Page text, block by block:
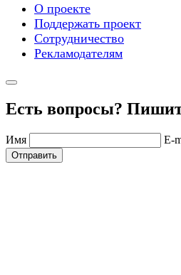
О проекте
Поддержать проект
Сотрудничество
Рекламодателям
Есть вопросы?
Имя E-